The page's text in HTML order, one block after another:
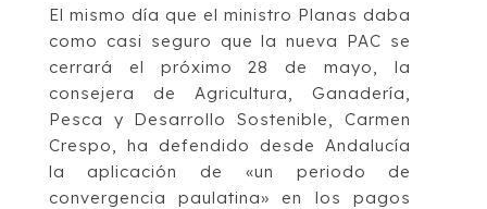
El mismo día que el ministro Planas daba
como casi seguro que la nueva PAC se
cerrará el próximo 28 de mayo, la
consejera de Agricultura, Ganadería,
Pesca y Desarrollo Sostenible, Carmen
Crespo, ha defendido desde Andalucía
la aplicación de «un periodo de
convergencia paulatina» en los pagos